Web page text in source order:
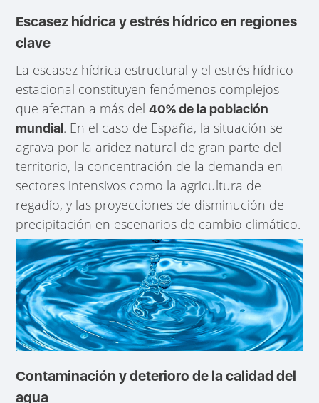
Escasez hídrica y estrés hídrico en regiones
clave
La escasez hídrica estructural y el estrés hídrico
estacional constituyen fenómenos complejos
que afectan a más del40% de la población
mundial. En el caso de España, la situación se
agrava por la aridez natural de gran parte del
territorio, la concentración de la demanda en
sectores intensivos como la agricultura de
regadío, y las proyecciones de disminución de
precipitación en escenarios de cambio climático.
Contaminación y deterioro de la calidad del
agua